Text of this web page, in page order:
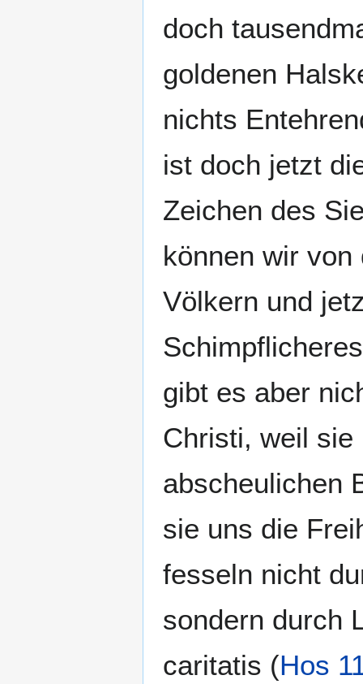
doch
goldenen
nichts
ist doch jetzt
Zeichen des
können wir
Völkern und
gibt es aber
Christi, weil sie
abscheulichen
sie uns die
fesseln nicht
sondern durch
caritatis (Hos